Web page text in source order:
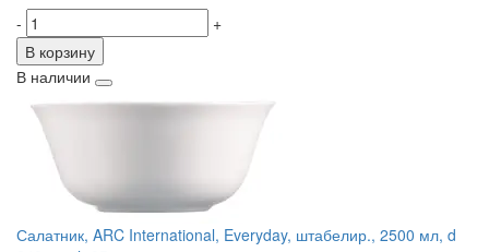
-
+
В корзину
В наличии
Салатник, ARC International, Everyday, штабелир., 2500 мл, d